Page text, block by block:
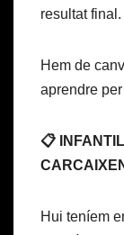
resultat final.
Hem de
aprendre
📋
Hui teníem